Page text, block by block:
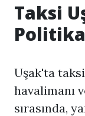
Taksi
Uşak'ta
havalimanı
sırasında,